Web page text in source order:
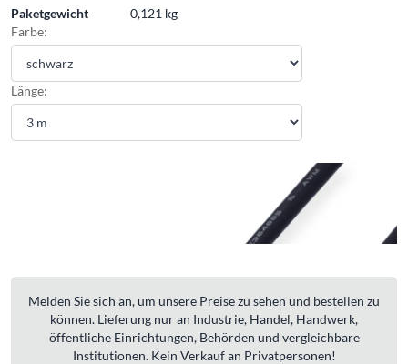
Paketgewicht
0,121 kg
Farbe:
Länge:
Melden Sie sich an, um unsere Preise zu sehen und bestellen zu
können. Lieferung nur an Industrie, Handel, Handwerk,
öffentliche Einrichtungen, Behörden und vergleichbare
Institutionen. Kein Verkauf an Privatpersonen!